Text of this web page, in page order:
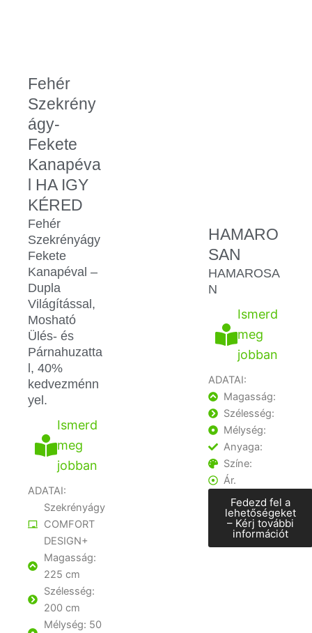
Fehér
Szekrény
ágy-
Fekete
Kanapéva
l HA IGY
KÉRED
Fehér
Szekrényágy
Fekete
Kanapéval –
Dupla
Világítással,
Mosható
Ülés- és
Párnahuzatta
l, 40%
kedvezménn
yel.
Ismerd
meg
jobban
ADATAI:
Szekrényágy
COMFORT
DESIGN+
Magasság:
225 cm
Szélesség:
200 cm
Mélység: 50
HAMARO
SAN
HAMAROSA
N
Ismerd
meg
jobban
ADATAI:
Magasság:
Szélesség:
Mélység:
Anyaga:
Színe:
Ár.
Fedezd fel a
lehetőségeket
– Kérj további
információt